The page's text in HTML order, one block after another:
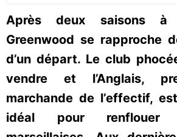
Après deux saisons à
Greenwood se rapproche
d’un départ. Le club
vendre et l’Anglais,
marchande de l’effectif,
idéal pour renflouer